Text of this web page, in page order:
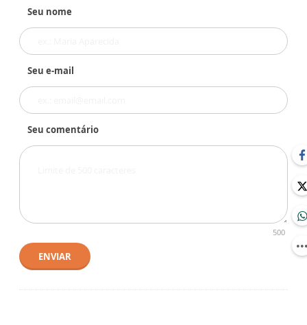
Seu nome
Seu e-mail
Seu comentário
500
ENVIAR